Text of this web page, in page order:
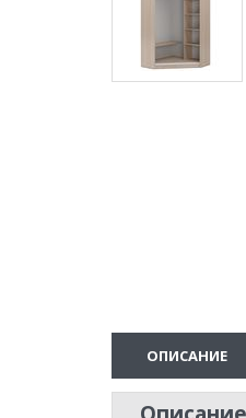
ОПИСАНИЕ